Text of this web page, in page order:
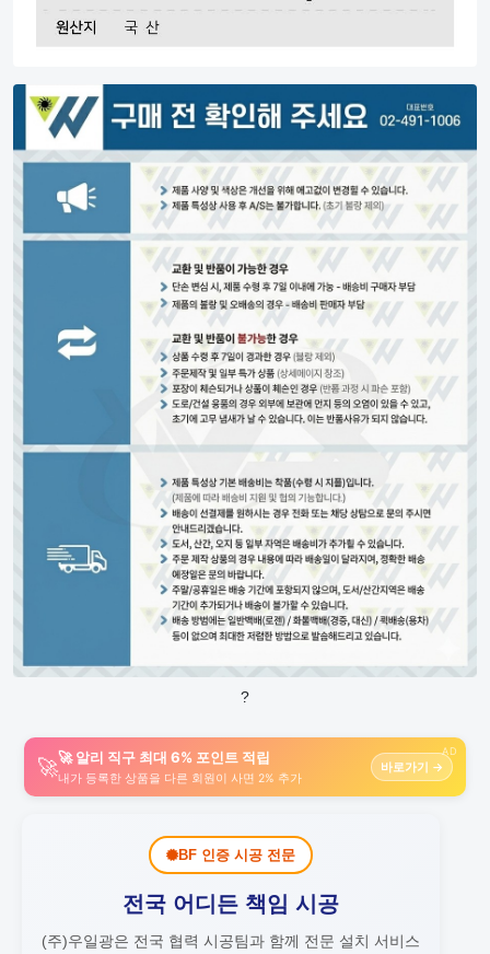
?
AD
🚀🚀 알리 직구 최대 6% 포인트 적립
내가 등록한 상품을 다른 회원이 사면 2% 추가
바로가기 →
BF 인증 시공 전문
전국 어디든 책임 시공
(주)우일광은 전국 협력 시공팀과 함께 전문 설치 서비스